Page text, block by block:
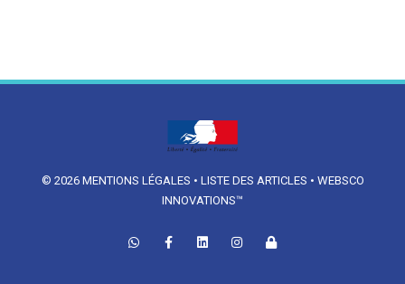
© 2026 MENTIONS LÉGALES • LISTE DES ARTICLES • WEBSCO
INNOVATIONS™